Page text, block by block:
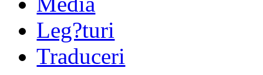
Leg?turi
Traduceri